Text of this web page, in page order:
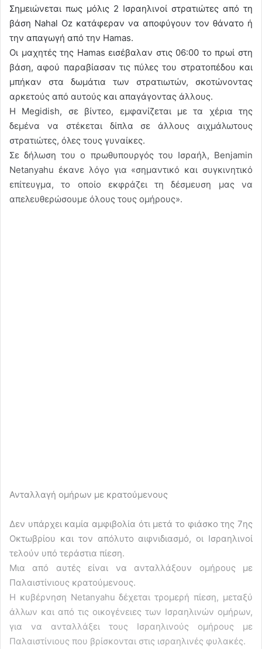
Σημειώνεται πως μόλις 2 Ισραηλινοί στρατιώτες από τη
βάση Nahal Oz κατάφεραν να αποφύγουν τον θάνατο ή
την απαγωγή από την Hamas.
Οι μαχητές της Hamas εισέβαλαν στις 06:00 το πρωί στη
βάση, αφού παραβίασαν τις πύλες του στρατοπέδου και
μπήκαν στα δωμάτια των στρατιωτών, σκοτώνοντας
αρκετούς από αυτούς και απαγάγοντας άλλους.
Η Megidish, σε βίντεο, εμφανίζεται με τα χέρια της
δεμένα να στέκεται δίπλα σε άλλους αιχμάλωτους
στρατιώτες, όλες τους γυναίκες.
Σε δήλωση του ο πρωθυπουργός του Ισραήλ, Benjamin
Netanyahu έκανε λόγο για «σημαντικό και συγκινητικό
επίτευγμα, το οποίο εκφράζει τη δέσμευση μας να
απελευθερώσουμε όλους τους ομήρους».
Ανταλλαγή ομήρων με κρατούμενους
Δεν υπάρχει καμία αμφιβολία ότι μετά το φιάσκο της 7ης
Οκτωβρίου και τον απόλυτο αιφνιδιασμό, οι Ισραηλινοί
τελούν υπό τεράστια πίεση.
Μια από αυτές είναι να ανταλλάξουν ομήρους με
Παλαιστίνιους κρατούμενους.
Η κυβέρνηση Netanyahu δέχεται τρομερή πίεση, μεταξύ
άλλων και από τις οικογένειες των Ισραηλινών ομήρων,
για να ανταλλάξει τους Ισραηλινούς ομήρους με
Παλαιστίνιους που βρίσκονται στις ισραηλινές φυλακές.